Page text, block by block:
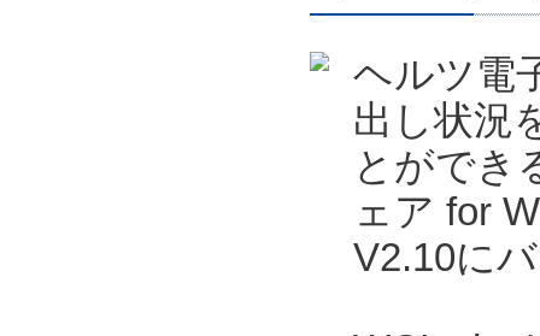
ヘルツ電
出し状況
とができ
ェア for
V2.10に